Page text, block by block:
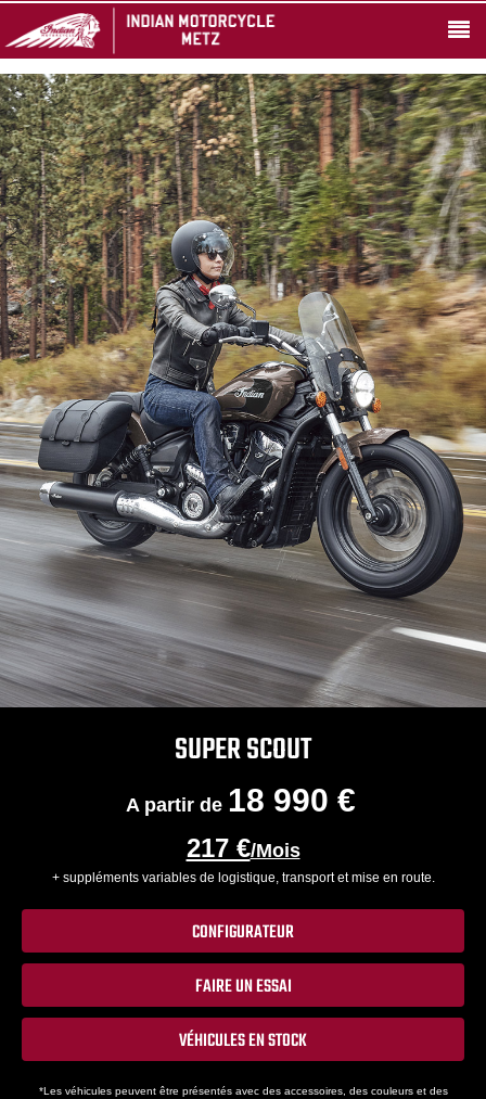
SUPER SCOUT
A partir de 18 990 €
217 €/Mois
+ suppléments variables de logistique, transport et mise en route.
CONFIGURATEUR
FAIRE UN ESSAI
VÉHICULES EN STOCK
*Les véhicules peuvent être présentés avec des accessoires, des couleurs et des